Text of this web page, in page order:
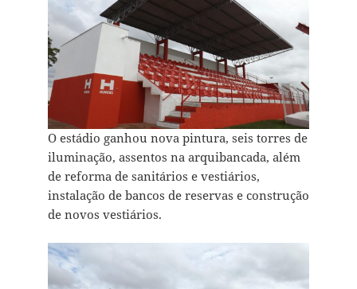
O estádio ganhou nova pintura, seis torres de
iluminação, assentos na arquibancada, além
de reforma de sanitários e vestiários,
instalação de bancos de reservas e construção
de novos vestiários.